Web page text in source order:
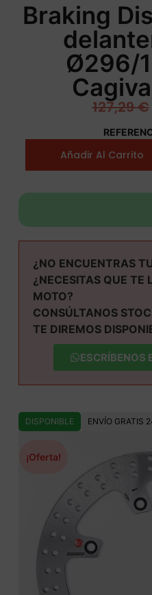
Braking
Ø296/
127,29€
Añadir Al Carrito
¿NO ENCUENTRAS
¿NECESITAS QUE TE
MOTO?
CONSÚLTANOS
TE DIREMOS
ESCRÍBENOS
DISPONIBLE ENVÍO GRATIS
¡Oferta!